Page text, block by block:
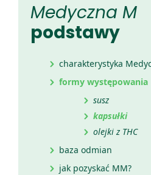
Medyczna M
podstawy
charakterystyka
formy występowania
susz
kapsułki
olejki z THC
baza odmian
jak pozyskać MM?